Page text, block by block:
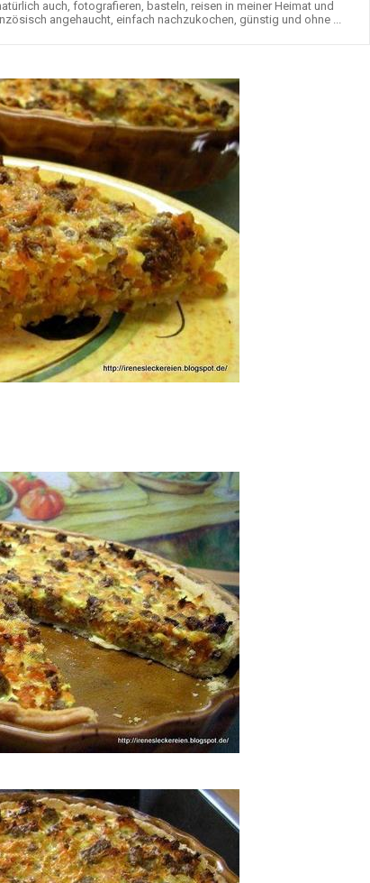
auch, fotografieren, basteln, reisen in meiner Heimat und
angehaucht, einfach nachzukochen, günstig und ohne ...